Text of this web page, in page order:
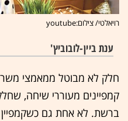
רויאלטי/ צילום:youtube
ענת ביין-לובוביץ'
חלק לא מבוטל ממאמצי
קמפיינים מעוררי שיחה,
ברשת. לא אחת גם כשקמפיין